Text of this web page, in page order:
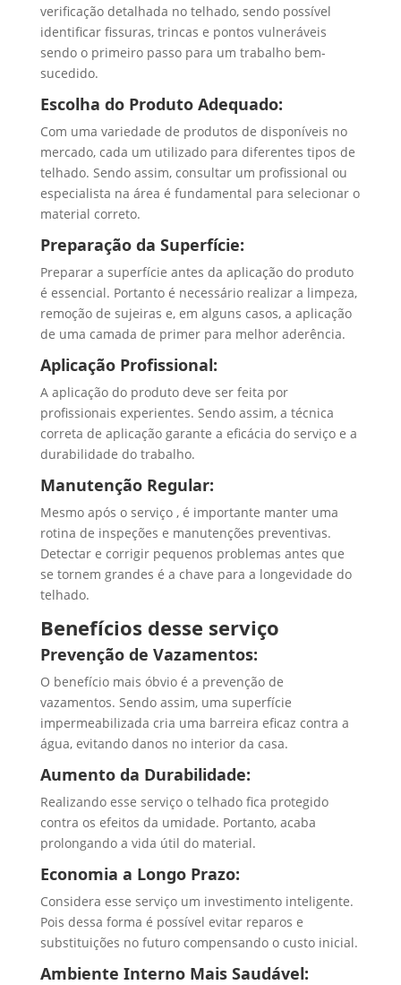
verificação detalhada no telhado, sendo possível
identificar fissuras, trincas e pontos vulneráveis
sendo o primeiro passo para um trabalho bem-
sucedido.
Escolha do Produto Adequado:
Com uma variedade de produtos de disponíveis no
mercado, cada um utilizado para diferentes tipos de
telhado. Sendo assim, consultar um profissional ou
especialista na área é fundamental para selecionar o
material correto.
Preparação da Superfície:
Preparar a superfície antes da aplicação do produto
é essencial. Portanto é necessário realizar a limpeza,
remoção de sujeiras e, em alguns casos, a aplicação
de uma camada de primer para melhor aderência.
Aplicação Profissional:
A aplicação do produto deve ser feita por
profissionais experientes. Sendo assim, a técnica
correta de aplicação garante a eficácia do serviço e a
durabilidade do trabalho.
Manutenção Regular:
Mesmo após o serviço , é importante manter uma
rotina de inspeções e manutenções preventivas.
Detectar e corrigir pequenos problemas antes que
se tornem grandes é a chave para a longevidade do
telhado.
Benefícios desse serviço
Prevenção de Vazamentos:
O benefício mais óbvio é a prevenção de
vazamentos. Sendo assim, uma superfície
impermeabilizada cria uma barreira eficaz contra a
água, evitando danos no interior da casa.
Aumento da Durabilidade:
Realizando esse serviço o telhado fica protegido
contra os efeitos da umidade. Portanto, acaba
prolongando a vida útil do material.
Economia a Longo Prazo:
Considera esse serviço um investimento inteligente.
Pois dessa forma é possível evitar reparos e
substituições no futuro compensando o custo inicial.
Ambiente Interno Mais Saudável: